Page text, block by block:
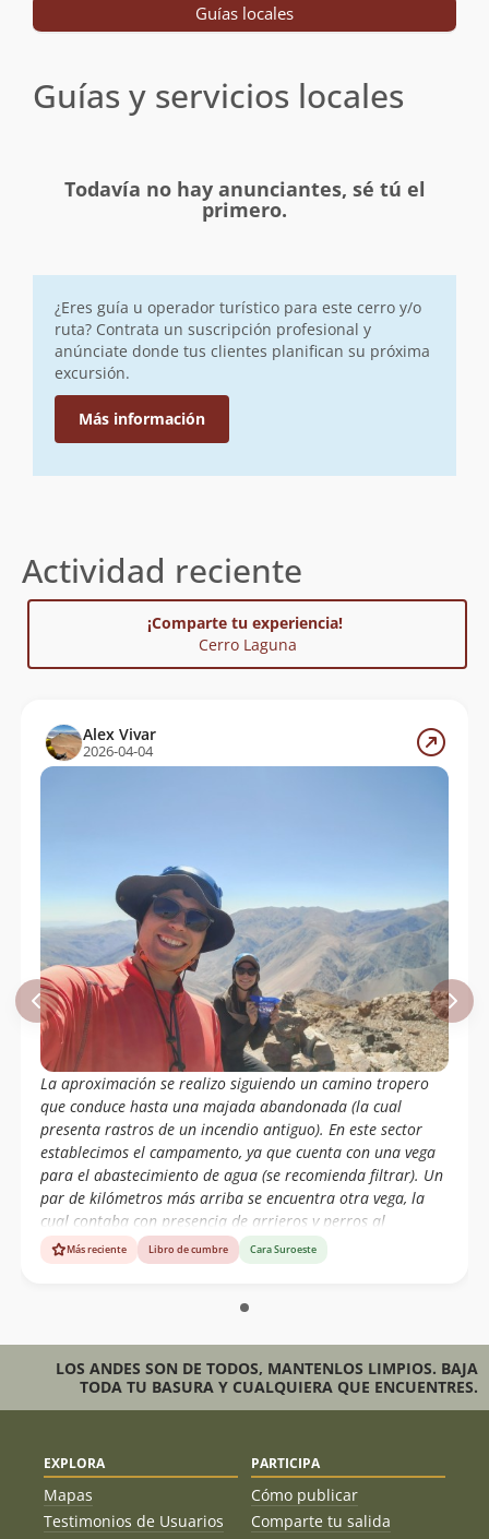
Guías locales
Guías y servicios locales
Todavía no hay anunciantes, sé tú el
primero.
¿Eres guía u operador turístico para este cerro y/o
ruta? Contrata un suscripción profesional y
anúnciate donde tus clientes planifican su próxima
excursión.
Más información
Actividad reciente
¡Comparte tu experiencia!
Cerro Laguna
Alex Vivar
2026-04-04
La aproximación se realizo siguiendo un camino tropero
que conduce hasta una majada abandonada (la cual
presenta rastros de un incendio antiguo). En este sector
establecimos el campamento, ya que cuenta con una vega
para el abastecimiento de agua (se recomienda filtrar). Un
par de kilómetros más arriba se encuentra otra vega, la
cual contaba con presencia de arrieros y perros al
momento del ascenso. Desde la cumbre, se obtiene una
vista panorámica del valle del Carmen de norte a sur,
Las Palas, Pico Las Palas, Doña Ana y Las Tórtolas. El GPS
compuesta por Alex Vivar Valencia y Geraldine Jiménez
Ponce del club de Montaña el Toro.
Más reciente Libro de cumbre Cara Suroeste
LOS ANDES SON DE TODOS, MANTENLOS LIMPIOS. BAJA
TODA TU BASURA Y CUALQUIERA QUE ENCUENTRES.
EXPLORA
Mapas
Testimonios de Usuarios
PARTICIPA
Cómo publicar
Comparte tu salida